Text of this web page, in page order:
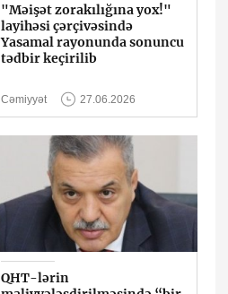
"Məişət zorakılığına yox!"
layihəsi çərçivəsində
Yasamal rayonunda sonuncu
tədbir keçirilib
Cəmiyyət 27.06.2026
QHT-lərin